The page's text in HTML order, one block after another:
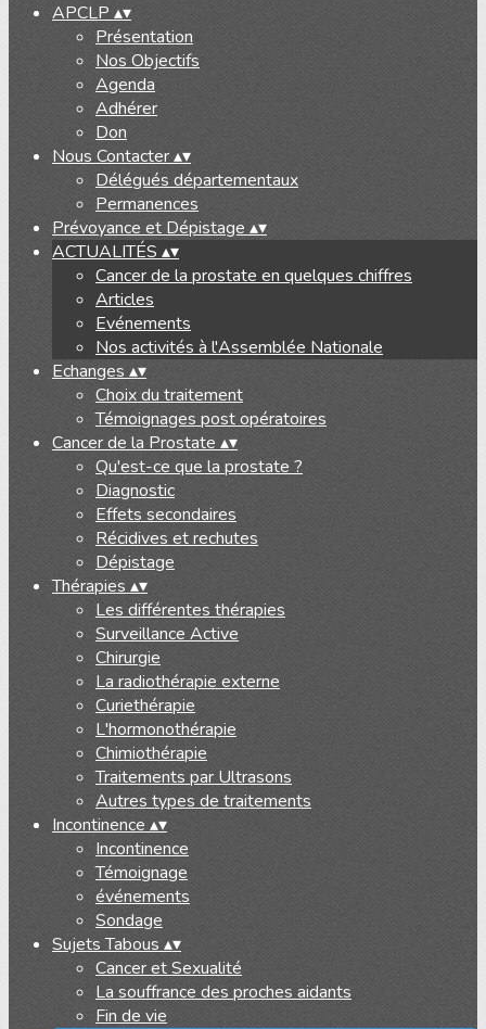
APCLP ▴▾
Présentation
Nos Objectifs
Agenda
Adhérer
Don
Nous Contacter▴▾
Délégués départementaux
Permanences
Prévoyance et Dépistage ▴▾
ACTUALITÉS ▴▾
Cancer de la prostate en quelques chiffres
Articles
Evénements
Nos activités à l'Assemblée Nationale
Echanges ▴▾
Choix du traitement
Témoignages post opératoires
Cancer de la Prostate ▴▾
Qu'est-ce que la prostate ?
Diagnostic
Effets secondaires
Récidives et rechutes
Dépistage
Thérapies ▴▾
Les différentes thérapies
Surveillance Active
Chirurgie
La radiothérapie externe
Curiethérapie
L'hormonothérapie
Chimiothérapie
Traitements par Ultrasons
Autres types de traitements
Incontinence ▴▾
Incontinence
Témoignage
événements
Sondage
Sujets Tabous ▴▾
Cancer et Sexualité
La souffrance des proches aidants
Fin de vie